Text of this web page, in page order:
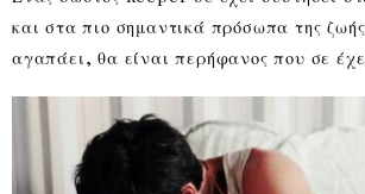
και στα πιο σημαντικά πρόσωπα της
αγαπάει, θα είναι περήφανος που σε